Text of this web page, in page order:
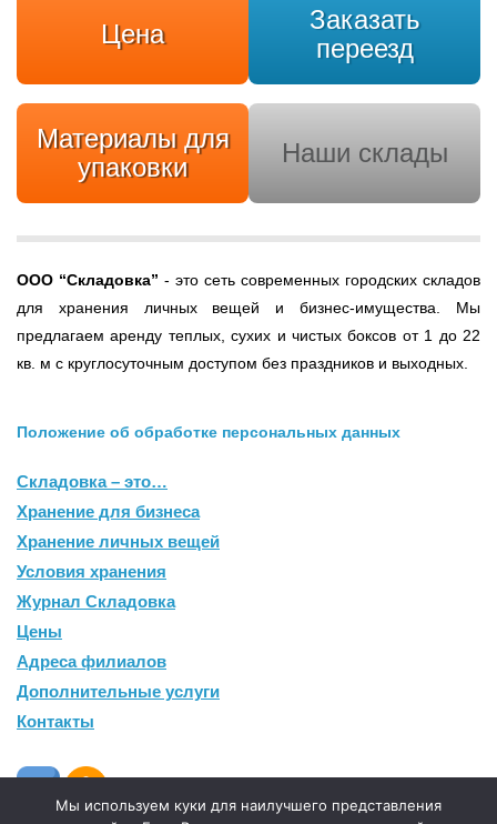
Цена
Заказать
переезд
Материалы для
упаковки
Наши склады
ООО “Складовка” - это сеть современных городских складов
для хранения личных вещей и бизнес-имущества. Мы
предлагаем аренду теплых, сухих и чистых боксов от 1 до 22
кв. м с круглосуточным доступом без праздников и выходных.
Положение об обработке персональных данных
Складовка – это…
Хранение для бизнеса
Хранение личных вещей
Условия хранения
Журнал Складовка
Цены
Адреса филиалов
Дополнительные услуги
Контакты
Мы используем куки для наилучшего представления